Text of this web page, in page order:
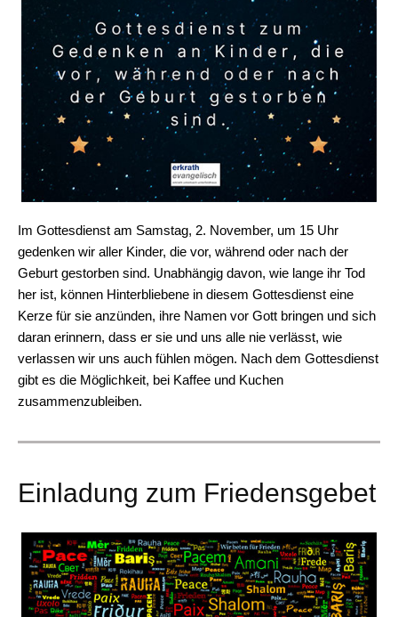
Im Gottesdienst am Samstag, 2. November, um 15 Uhr
gedenken wir aller Kinder, die vor, während oder nach der
Geburt gestorben sind. Unabhängig davon, wie lange ihr Tod
her ist, können Hinterbliebene in diesem Gottesdienst eine
Kerze für sie anzünden, ihre Namen vor Gott bringen und sich
daran erinnern, dass er sie und uns alle nie verlässt, wie
verlassen wir uns auch fühlen mögen. Nach dem Gottesdienst
gibt es die Möglichkeit, bei Kaffee und Kuchen
zusammenzubleiben.
Einladung zum Friedensgebet